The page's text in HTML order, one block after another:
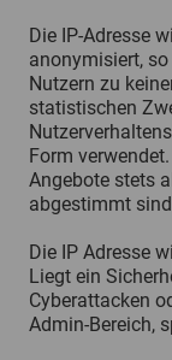
Die IP-Adresse
anonymisiert,
Nutzern zu
statistischen
Form
Angebote stets
abgestimmt
Die IP Adresse
Liegt ein
Cyberattacken
Admin-Bereich,